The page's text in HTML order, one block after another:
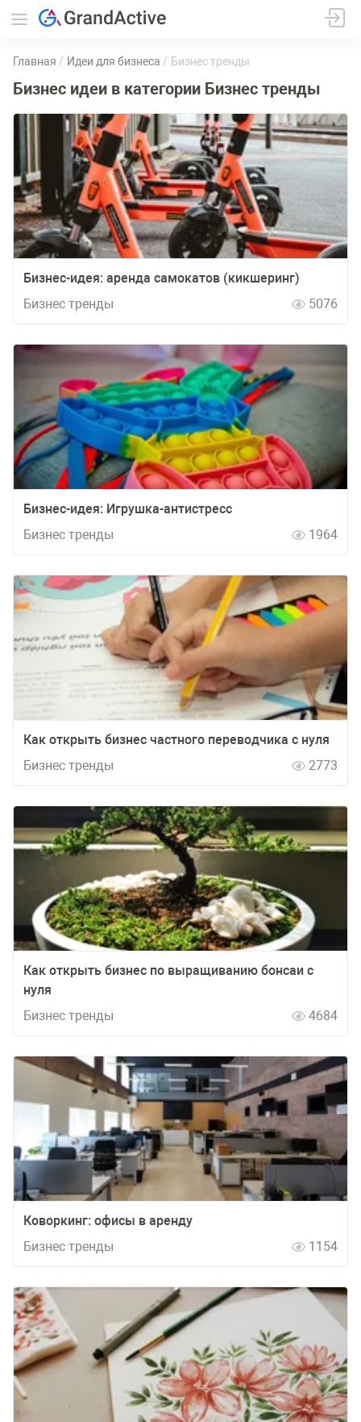
Главная Идеи для бизнеса Бизнес тренды
Бизнес идеи в категории Бизнес тренды
Бизнес-идея: аренда самокатов (кикшеринг)
Бизнес тренды
5076
Бизнес-идея: Игрушка-антистресс
Бизнес тренды
1964
Как открыть бизнес частного переводчика с нуля
Бизнес тренды
2773
Как открыть бизнес по выращиванию бонсаи с
нуля
Бизнес тренды
4684
Коворкинг: офисы в аренду
Бизнес тренды
1154